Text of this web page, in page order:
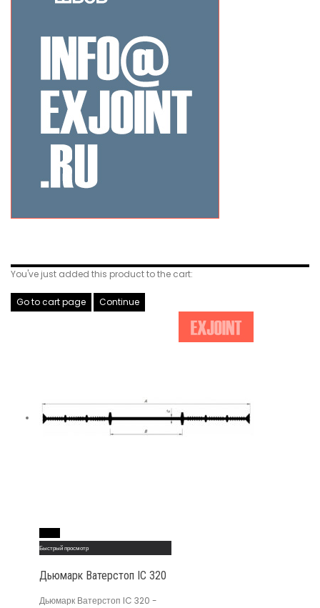
You've just added this product to the cart:
Go to cart page Continue
Быстрый просмотр
Дьюмарк Ватерстоп IC 320
Дьюмарк Ватерстоп IC 320 -